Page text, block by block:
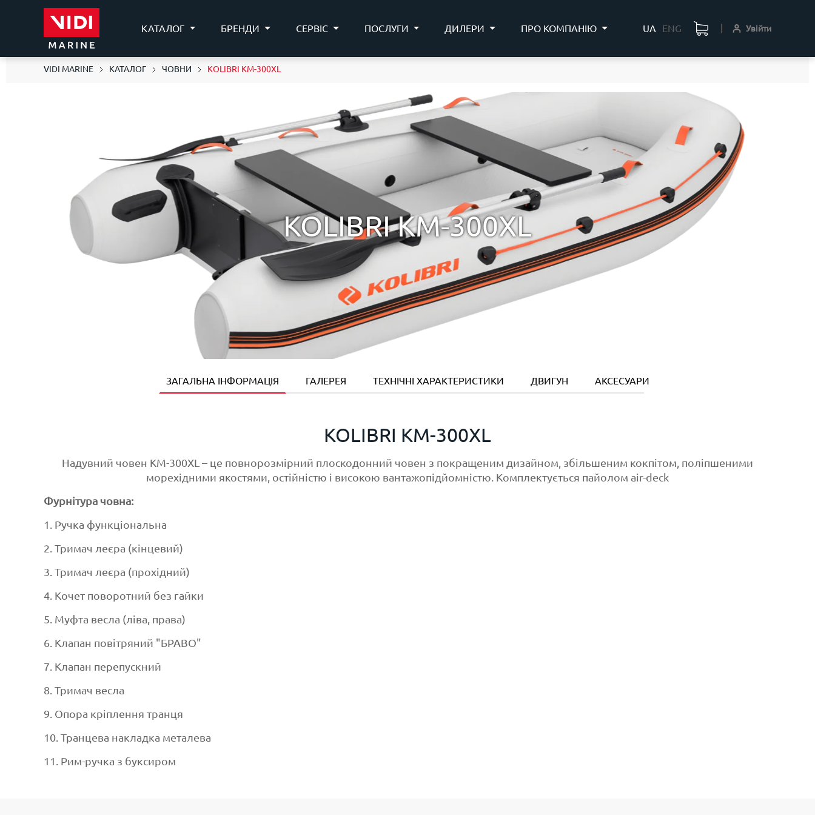
КАТАЛОГ БРЕНДИ СЕРВІС ПОСЛУГИ ДИЛЕРИ ПРО КОМПАНІЮ UA ENG Увійти
VIDI MARINE КАТАЛОГ ЧОВНИ KOLIBRI KM-300XL
KOLIBRI KM-300XL
ЗАГАЛЬНА ІНФОРМАЦІЯ ГАЛЕРЕЯ ТЕХНІЧНІ ХАРАКТЕРИСТИКИ ДВИГУН АКСЕСУАРИ
KOLIBRI KM-300XL
Надувний човен КМ-300XL – це повнорозмірний плоскодонний човен з покращеним дизайном, збільшеним кокпітом, поліпшеними
морехідними якостями, остійністю і високою вантажопідйомністю. Комплектується пайолом air-deck
Фурнітура човна:
1. Ручка функціональна
2. Тримач леєра (кінцевий)
3. Тримач леєра (прохідний)
4. Кочет поворотний без гайки
5. Муфта весла (ліва, права)
6. Клапан повітряний "БРАВО"
7. Клапан перепускний
8. Тримач весла
9. Опора кріплення транця
10. Транцева накладка металева
11. Рим-ручка з буксиром